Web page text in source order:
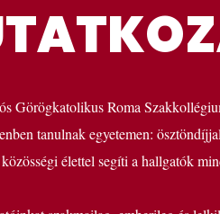
Görögkatolikus Roma
tanulnak egyetemen:
élettel segíti a hallgatók